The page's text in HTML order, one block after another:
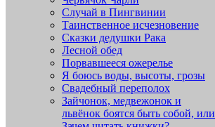
Случай в Пингвинии
Таинственное исчезновение
Сказки дедушки Рака
Лесной обед
Порвавшееся ожерелье
Я боюсь воды, высоты, грозы
Свадебный переполох
Зайчонок, медвежонок и
львёнок боятся быть собой, или